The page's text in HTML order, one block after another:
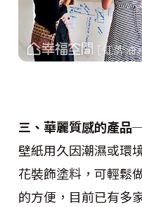
三、華麗質感的產品
壁紙用久因潮濕或環
花裝飾塗料，可輕鬆
的方便，目前已有多